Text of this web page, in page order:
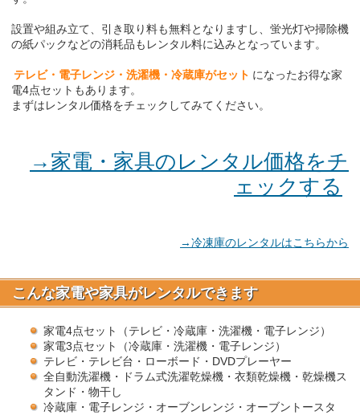
設置や組み立て、引き取り料も無料となりますし、蛍光灯や掃除機
の紙パックなどの消耗品もレンタル料に込みとなっています。
テレビ・電子レンジ・洗濯機・冷蔵庫がセット になったお得な家
電4点セットもあります。
まずはレンタル価格をチェックしてみてください。
→家電・家具のレンタル価格をチ
ェックする
→冷凍庫のレンタルはこちらから
こんな家電や家具がレンタルできます
家電4点セット（テレビ・冷蔵庫・洗濯機・電子レンジ）
家電3点セット（冷蔵庫・洗濯機・電子レンジ）
テレビ・テレビ台・ローボード・DVDプレーヤー
全自動洗濯機・ドラム式洗濯乾燥機・衣類乾燥機・乾燥機ス
タンド・物干し
冷蔵庫・電子レンジ・オーブンレンジ・オーブントースタ